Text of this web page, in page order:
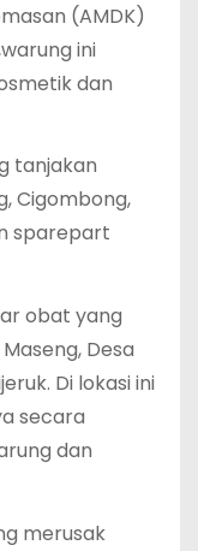
(AMDK)
ini
dan
tanjakan
Cigombong,
sparepart
obat yang
Desa
Di lokasi ini
secara
dan
merusak